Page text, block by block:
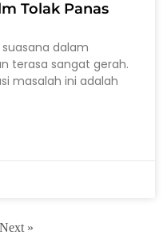
Tolak Panas
dalam
terasa sangat gerah.
masalah ini adalah
Next »